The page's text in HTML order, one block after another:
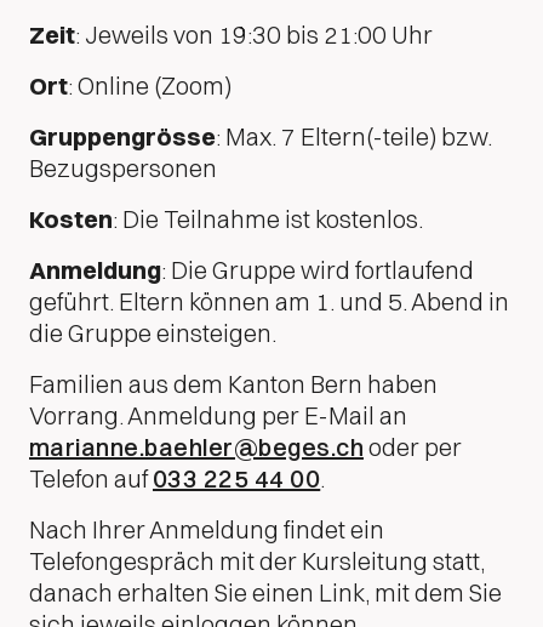
Zeit: Jeweils von 19:30 bis 21:00 Uhr
Ort: Online (Zoom)
Gruppengrösse: Max. 7 Eltern(-teile) bzw.
Bezugspersonen
Kosten: Die Teilnahme ist kostenlos.
Anmeldung: Die Gruppe wird fortlaufend
geführt. Eltern können am 1. und 5. Abend in
die Gruppe einsteigen.
Familien aus dem Kanton Bern haben
Vorrang. Anmeldung per E-Mail an
marianne.baehler@beges.ch oder per
Telefon auf033 225 44 00.
Nach Ihrer Anmeldung findet ein
Telefongespräch mit der Kursleitung statt,
danach erhalten Sie einen Link, mit dem Sie